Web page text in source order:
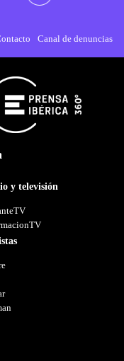
Canal de denuncias
y televisión